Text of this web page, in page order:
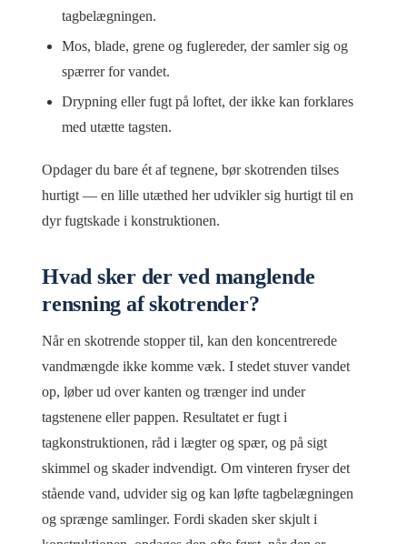
tagbelægningen.
Mos, blade, grene og fuglereder, der samler sig og
spærrer for vandet.
Drypning eller fugt på loftet, der ikke kan forklares
med utætte tagsten.
Opdager du bare ét af tegnene, bør skotrenden tilses
hurtigt — en lille utæthed her udvikler sig hurtigt til en
dyr fugtskade i konstruktionen.
Hvad sker der ved manglende
rensning af skotrender?
Når en skotrende stopper til, kan den koncentrerede
vandmængde ikke komme væk. I stedet stuver vandet
op, løber ud over kanten og trænger ind under
tagstenene eller pappen. Resultatet er fugt i
tagkonstruktionen, råd i lægter og spær, og på sigt
skimmel og skader indvendigt. Om vinteren fryser det
stående vand, udvider sig og kan løfte tagbelægningen
og sprænge samlinger. Fordi skaden sker skjult i